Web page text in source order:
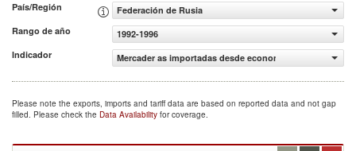
País/Región
Federación de Rusia
Rango de año
1992-1996
Indicador
Mercader as importadas desde econom as en
Please note the exports, imports and tariff data are based on reported data and not gap
filled. Please check the Data Availability for coverage.